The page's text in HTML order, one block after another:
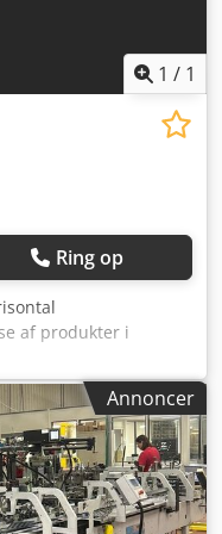
1 / 1
Ring op
af produkter i
limning af æskerne.
enheder) såsom
blisterpakninger,
fødevarer. Ved siden
eller en
vejledning eller
Annoncer